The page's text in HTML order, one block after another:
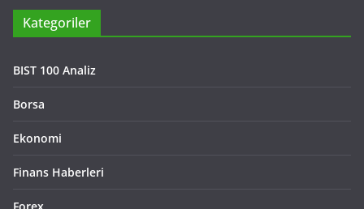
Kategoriler
BIST 100 Analiz
Borsa
Ekonomi
Finans Haberleri